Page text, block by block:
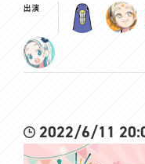
緋笠トモシカ
Youtube：https://
bX69L_X4g
Twitter：https://
Twitter：https://
出演
2022/6/11